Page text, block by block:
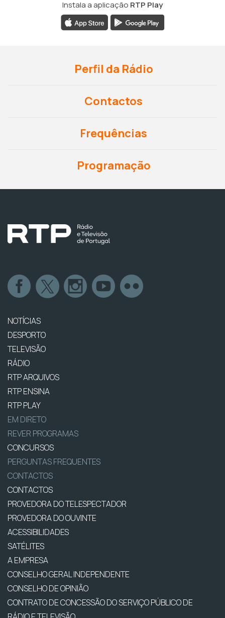
Instala a aplicação RTP Play
Perfil da Rádio
Contactos
Frequências
Programação
NOTÍCIAS
DESPORTO
TELEVISÃO
RÁDIO
RTP ARQUIVOS
RTP ENSINA
RTP PLAY
EM DIRETO
REVER PROGRAMAS
CONCURSOS
PERGUNTAS FREQUENTES
CONTACTOS
CONTACTOS
PROVEDORA DO TELESPECTADOR
PROVEDORA DO OUVINTE
ACESSIBILIDADES
SATÉLITES
A EMPRESA
CONSELHO GERAL INDEPENDENTE
CONSELHO DE OPINIÃO
CONTRATO DE CONCESSÃO DO SERVIÇO PÚBLICO DE